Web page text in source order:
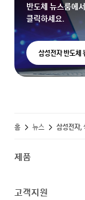
반도체 뉴스룸에
클릭하세요.
삼성전자 반도체
홈 뉴스 삼성전자,
제품
고객지원